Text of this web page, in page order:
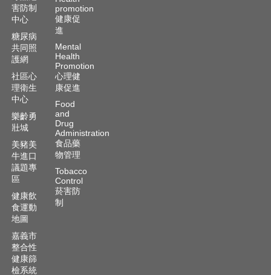
害防制
中心
糖尿病
共同照
護網
社區心
理衛生
中心
樂齡勇
壯城
美豬美
牛進口
議題專
區
健康飲
食運動
地圖
嘉義市
整合性
健康篩
檢系統
promotion
健康促
進
Mental
Health
Promotion
心理健
康促進
Food
and
Drug
Administration
食品藥
物管理
Tobacco
Control
菸害防
制